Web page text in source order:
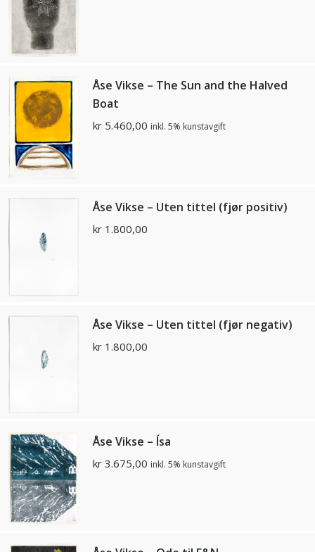
Åse Vikse – The Sun and the Halved
Boat
kr 5.460,00 inkl. 5% kunstavgift
Åse Vikse – Uten tittel (fjør positiv)
kr 1.800,00
Åse Vikse – Uten tittel (fjør negativ)
kr 1.800,00
Åse Vikse – Ísa
kr 3.675,00 inkl. 5% kunstavgift